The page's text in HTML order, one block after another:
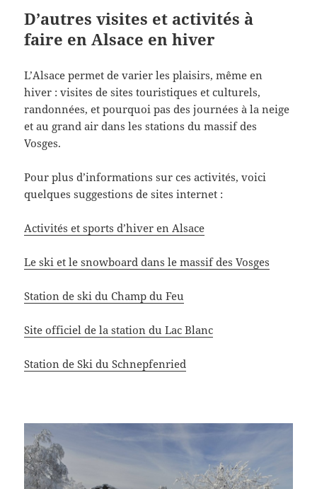
D’autres visites et activités à
faire en Alsace en hiver
L’Alsace permet de varier les plaisirs, même en
hiver : visites de sites touristiques et culturels,
randonnées, et pourquoi pas des journées à la neige
et au grand air dans les stations du massif des
Vosges.
Pour plus d’informations sur ces activités, voici
quelques suggestions de sites internet :
Activités et sports d’hiver en Alsace
Le ski et le snowboard dans le massif des Vosges
Station de ski du Champ du Feu
Site officiel de la station du Lac Blanc
Station de Ski du Schnepfenried